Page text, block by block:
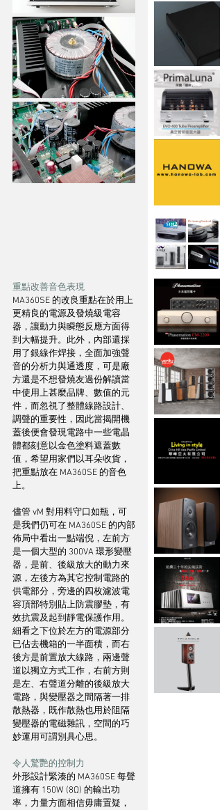
重點改善音色表現
MA360SE 的改良重點在於用上
更精良的電源及發燒級電容
器，讓動力與瞬態反應方面得
到大幅提升。此外，內部還採
用了銀線作焊接，全面加強聲
音的分析力與通透度，可是廠
方還是不想發燒友過份解讀當
中使用上甚麼品牌、數值的元
件，而忽視了整體線路設計、
調聲的重要性，因此當揭開機
蓋後便會發現電路中一些電晶
體都刻意以金色塗料遮蓋數
值，希望用家們以耳朵收貨，
把重點放在 MA360SE 的音色
上。
儘管 vM 對用料守口如瓶，可
是我們仍可在 MA360SE 的內部
佈局中看出一點端倪，左前方
是一個大型的 300VA 環形變壓
器，是前、後級放大的動力來
源，左後方為其它控制電路的
供電部分，旁邊的四枚濾波電
容頂部特別貼上防震膠墊，有
效抗震及起到靜電保護作用。
細看之下位於左方的電源部分
已佔去機箱的一半面積，而右
後方是前置放大線路，兩邊聲
道以獨立方式工作，右前方則
是左、右聲道分離的後級放大
電路，與變壓器之間隔著一排
散熱器，既作散熱也用於阻隔
變壓器的電磁雜訊，空間的巧
妙運用可謂別具心思。
令人驚艷的控制力
外形設計緊湊的 MA360SE 每聲
道擁有 150W (8Ω) 的輸出功
率，力量方面相信毋庸置疑，